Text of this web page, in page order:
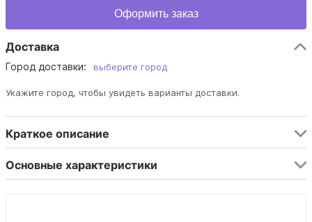
Оформить заказ
Доставка
Город доставки: выберите город
Укажите город, чтобы увидеть варианты доставки.
Краткое описание
Основные характеристики